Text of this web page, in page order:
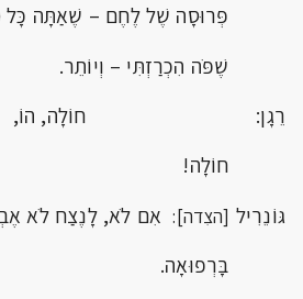
פְּרוּסָה שֶׁל לֶחֶם – שֶׁאַתָּה כָּל
שֶׁפֹּה הִכְרַזְתִּי – וְיוֹתֵר.
רֵגָן: חוֹלָה, הוֹ,
חוֹלָה!
גּוֹנֵרִיל [הצִדה]:אִם לֹא, לָנֶצַח לֹא
בָּרְפוּאָה.